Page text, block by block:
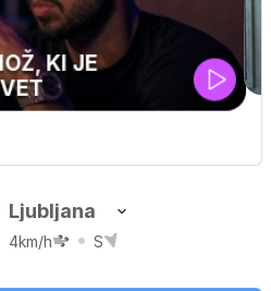
Ljubljana
4km/h S